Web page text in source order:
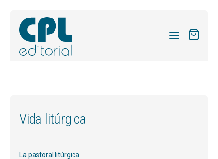
menú
Vida litúrgica
La pastoral litúrgica